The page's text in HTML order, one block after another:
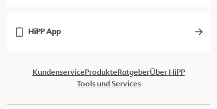
HiPP App
KundenserviceProdukteRatgeberÜber HiPP
Tools und Services